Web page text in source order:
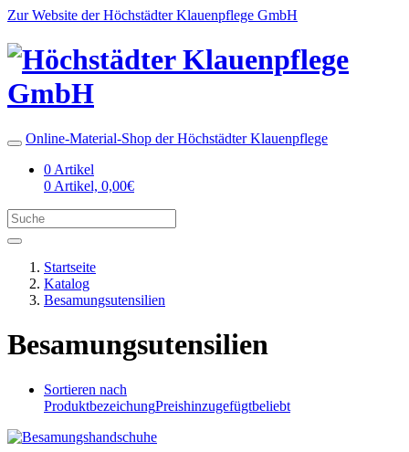
Zur Website der Höchstädter Klauenpflege GmbH
Online-Material-Shop der Höchstädter Klauenpflege
0 Artikel
0 Artikel, 0,00€
Startseite
Katalog
Besamungsutensilien
Besamungsutensilien
Sortieren nach
ProduktbezeichungPreishinzugefügtbeliebt